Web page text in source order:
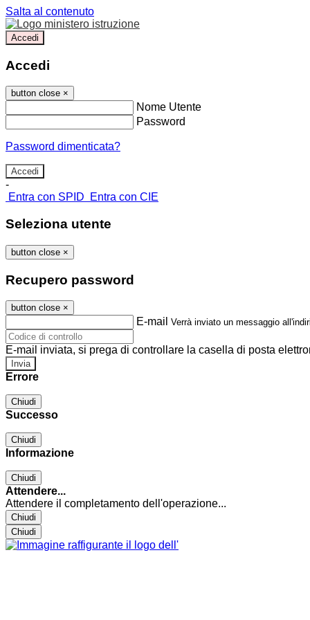
Salta al contenuto
Accedi
Accedi
button close ×
Nome Utente
Password
Password dimenticata?
-
Entra con SPID
Entra con CIE
Seleziona utente
button close ×
Recupero password
button close ×
E-mail Verrà inviato un messaggio
E-mail inviata, si prega di controllare la casella di posta
Errore
Chiudi
Successo
Chiudi
Informazione
Chiudi
Attendere...
Attendere il completamento dell'operazione...
Chiudi
Chiudi